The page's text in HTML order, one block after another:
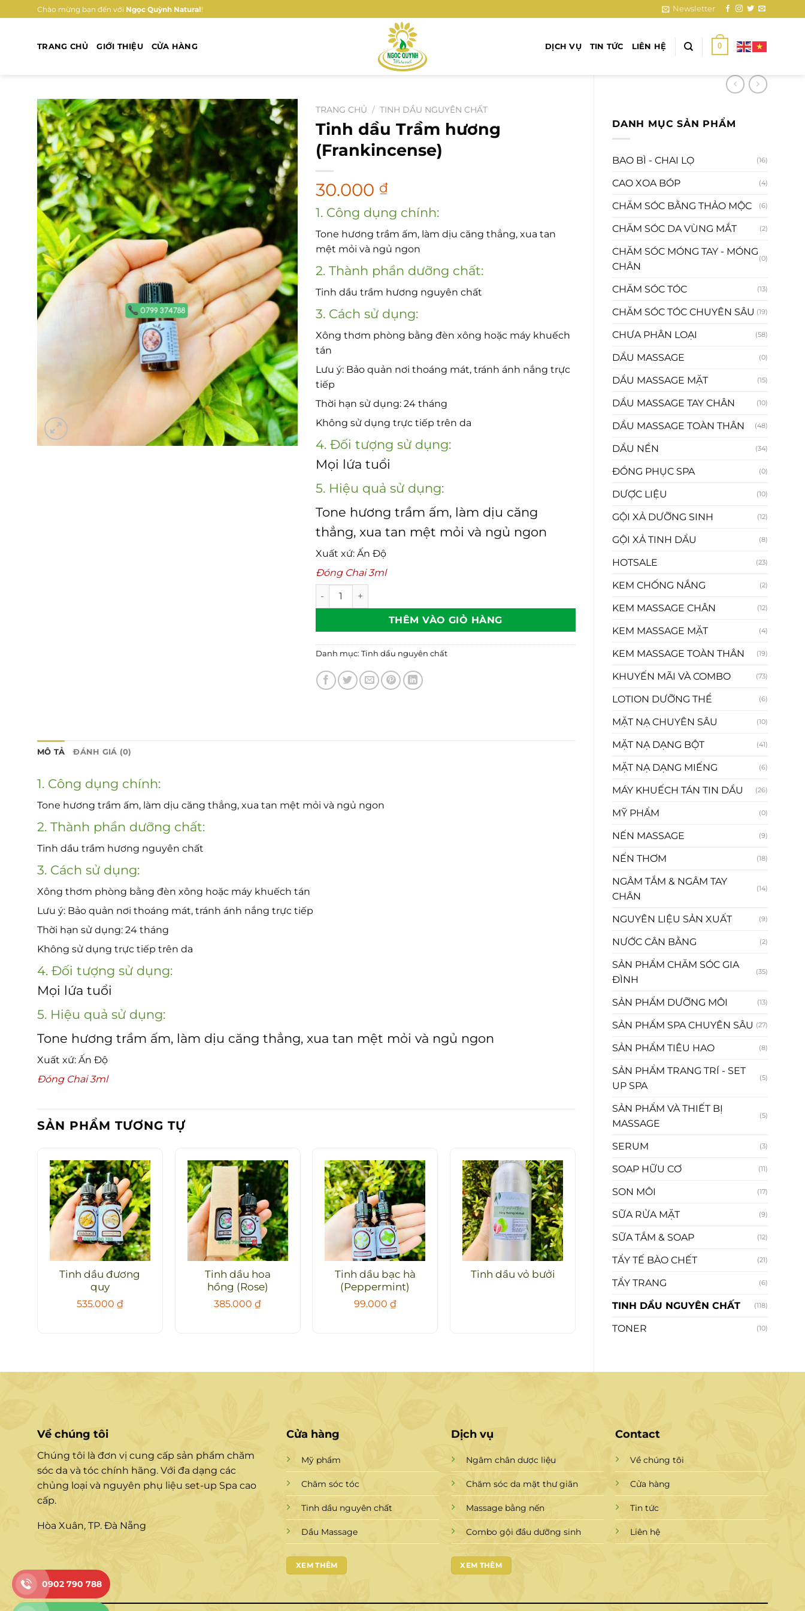
qua
Chào mừng bạn đến với Ngọc Quỳnh Natural! Newsletter
TRANG CHỦ GIỚI THIỆU CỬA HÀNG DỊCH VỤ TIN TỨC LIÊN HỆ 0
DANH MỤC SẢN PHẨM
BAO BÌ - CHAI LỌ (16)
CAO XOA BÓP (4)
CHĂM SÓC BẰNG THẢO MỘC (6)
CHĂM SÓC DA VÙNG MẮT (2)
CHĂM SÓC MÓNG TAY - MÓNG
CHÂN
(0)
CHĂM SÓC TÓC (13)
CHĂM SÓC TÓC CHUYÊN SÂU (19)
CHƯA PHÂN LOẠI (58)
DẦU MASSAGE (0)
DẦU MASSAGE MẶT (15)
DẦU MASSAGE TAY CHÂN (10)
DẦU MASSAGE TOÀN THÂN (48)
DẦU NỀN (34)
ĐỒNG PHỤC SPA (0)
DƯỢC LIỆU (10)
GỘI XẢ DƯỠNG SINH (12)
GỘI XẢ TINH DẦU (8)
HOTSALE (23)
KEM CHỐNG NẮNG (2)
KEM MASSAGE CHÂN (12)
KEM MASSAGE MẶT (4)
KEM MASSAGE TOÀN THÂN (19)
KHUYẾN MÃI VÀ COMBO (73)
LOTION DƯỠNG THỂ (6)
MẶT NẠ CHUYÊN SÂU (10)
MẶT NẠ DẠNG BỘT (41)
MẶT NẠ DẠNG MIẾNG (6)
MÁY KHUẾCH TÁN TIN DẦU (26)
MỸ PHẨM (0)
NẾN MASSAGE (9)
NẾN THƠM (18)
NGÂM TẮM & NGÂM TAY
CHÂN
(14)
NGUYÊN LIỆU SẢN XUẤT (9)
NƯỚC CÂN BẰNG (2)
SẢN PHẨM CHĂM SÓC GIA
ĐÌNH
(35)
SẢN PHẨM DƯỠNG MÔI (13)
SẢN PHẨM SPA CHUYÊN SÂU (27)
SẢN PHẨM TIÊU HAO (8)
SẢN PHẨM TRANG TRÍ - SET
UP SPA
(5)
SẢN PHẨM VÀ THIẾT BỊ
MASSAGE
(5)
SERUM (3)
SOAP HỮU CƠ (11)
SON MÔI (17)
SỮA RỬA MẶT (9)
SỮA TẮM & SOAP (12)
TẨY TẾ BÀO CHẾT (21)
TẨY TRANG (6)
TINH DẦU NGUYÊN CHẤT (118)
TONER (10)
TRANG CHỦ / TINH DẦU NGUYÊN CHẤT
Tinh dầu Trầm hương
(Frankincense)
30.000 ₫
1. Công dụng chính:
Tone hương trầm ấm, làm dịu căng thẳng, xua tan
mệt mỏi và ngủ ngon
2. Thành phần dưỡng chất:
Tinh dầu trầm hương nguyên chất
3. Cách sử dụng:
Xông thơm phòng bằng đèn xông hoặc máy khuếch
tán
Lưu ý: Bảo quản nơi thoáng mát, tránh ánh nắng trực
tiếp
Thời hạn sử dụng: 24 tháng
Không sử dụng trực tiếp trên da
4. Đối tượng sử dụng:
Mọi lứa tuổi
5. Hiệu quả sử dụng:
Tone hương trầm ấm, làm dịu căng
thẳng, xua tan mệt mỏi và ngủ ngon
Xuất xứ: Ấn Độ
Đóng Chai 3ml
Tinh dầu Trầm hương (Frankincense) số lượng
THÊM VÀO GIỎ HÀNG
Danh mục: Tinh dầu nguyên chất
MÔ TẢ ĐÁNH GIÁ (0)
1. Công dụng chính:
Tone hương trầm ấm, làm dịu căng thẳng, xua tan mệt mỏi và ngủ ngon
2. Thành phần dưỡng chất:
Tinh dầu trầm hương nguyên chất
3. Cách sử dụng:
Xông thơm phòng bằng đèn xông hoặc máy khuếch tán
Lưu ý: Bảo quản nơi thoáng mát, tránh ánh nắng trực tiếp
Thời hạn sử dụng: 24 tháng
Không sử dụng trực tiếp trên da
4. Đối tượng sử dụng:
Mọi lứa tuổi
5. Hiệu quả sử dụng:
Tone hương trầm ấm, làm dịu căng thẳng, xua tan mệt mỏi và ngủ ngon
Xuất xứ: Ấn Độ
Đóng Chai 3ml
SẢN PHẨM TƯƠNG TỰ
Tinh dầu đương
quy
535.000 ₫
Tinh dầu hoa
hồng (Rose)
385.000₫
Tinh dầu bạc hà
(Peppermint)
99.000 ₫
Tinh dầu vỏ bưởi
Về chúng tôi
Chúng tôi là đơn vị cung cấp sản phẩm chăm
sóc da và tóc chính hãng. Với đa dạng các
chủng loại và nguyên phụ liệu set-up Spa cao
cấp.
Hòa Xuân, TP. Đà Nẵng
Cửa hàng
Mỹ phẩm
Chăm sóc tóc
Tinh dầu nguyên chất
Dầu Massage
XEM THÊM
Dịch vụ
Ngâm chân dược liệu
Chăm sóc da mặt thư giãn
Massage bằng nến
Combo gội đầu dưỡng sinh
XEM THÊM
Contact
Về chúng tôi
Cửa hàng
Tin tức
Liên hệ
0902 790 788